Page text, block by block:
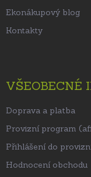
Ekonákupový blog
Kontakty
VŠEOBECNÉ
Doprava a platba
Provizní program
Přihlášení do
Hodnocení obchodu